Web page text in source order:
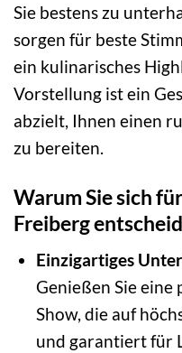
Sie bestens zu
sorgen für beste
ein kulinarisches
Vorstellung ist ein
abzielt, Ihnen einen
zu bereiten.
Warum Sie sich
Freiberg
Einzigartiges
Genießen Sie eine
Show, die auf
und garantiert für